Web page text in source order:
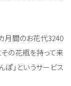
月間のお花代3240
の花瓶を持って来
ぽ」というサービス